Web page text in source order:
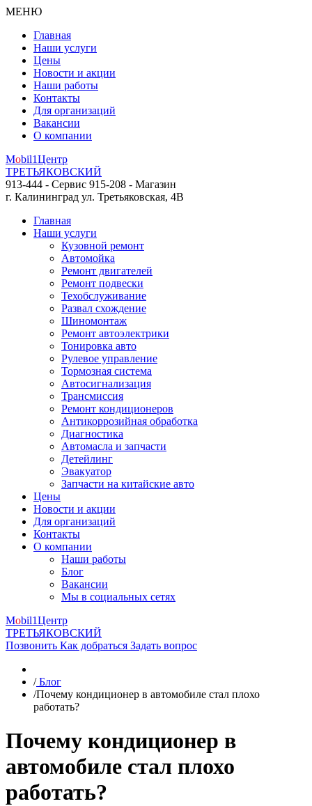
МЕНЮ
Главная
Наши услуги
Цены
Новости и акции
Наши работы
Контакты
Для организаций
Вакансии
О компании
Mobil1Центр
ТРЕТЬЯКОВСКИЙ
913-444 - Сервис 915-208 - Магазин
г. Калининград ул. Третьяковская, 4В
Главная
Наши услуги
Кузовной ремонт
Автомойка
Ремонт двигателей
Ремонт подвески
Техобслуживание
Развал схождение
Шиномонтаж
Ремонт автоэлектрики
Тонировка авто
Рулевое управление
Тормозная система
Автосигнализация
Трансмиссия
Ремонт кондиционеров
Антикоррозийная обработка
Диагностика
Автомасла и запчасти
Детейлинг
Эвакуатор
Запчасти на китайские авто
Цены
Новости и акции
Для организаций
Контакты
О компании
Наши работы
Блог
Вакансии
Мы в социальных сетях
Mobil1Центр
ТРЕТЬЯКОВСКИЙ
Позвонить Как добраться Задать вопрос
/Блог
/Почему кондиционер в автомобиле стал плохо
работать?
Почему кондиционер в
автомобиле стал плохо
работать?